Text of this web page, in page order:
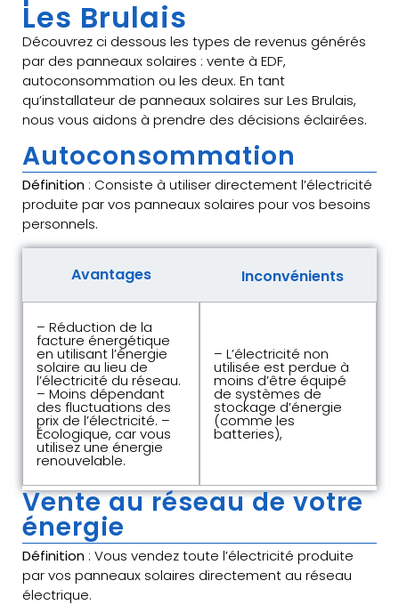
Les Brulais
Découvrez ci dessous les types de revenus générés
par des panneaux solaires : vente à EDF,
autoconsommation ou les deux. En tant
qu’installateur de panneaux solaires sur Les Brulais,
nous vous aidons à prendre des décisions éclairées.
Autoconsommation
Définition : Consiste à utiliser directement l’électricité
produite par vos panneaux solaires pour vos besoins
personnels.
Avantages Inconvénients
– Réduction de la
facture énergétique
en utilisant l’énergie
solaire au lieu de
l’électricité du réseau.
– Moins dépendant
des fluctuations des
prix de l’électricité. –
Écologique, car vous
utilisez une énergie
renouvelable.
– L’électricité non
utilisée est perdue à
moins d’être équipé
de systèmes de
stockage d’énergie
(comme les
batteries),
Vente au réseau de votre
énergie
Définition : Vous vendez toute l’électricité produite
par vos panneaux solaires directement au réseau
électrique.